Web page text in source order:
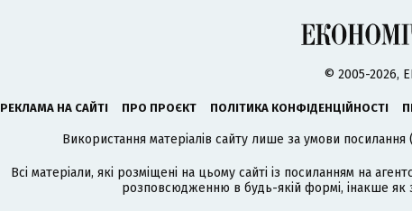
© 2005-2026,
РЕКЛАМА НА САЙТІ ПРО ПРОЄКТ ПОЛІТИКА КОНФІДЕНЦІЙНОСТІ
Використання матеріалів сайту лише за умови
Всі матеріали, які розміщені на цьому сайті із посиланням на
розповсюдженню в будь-якій формі, інакше як